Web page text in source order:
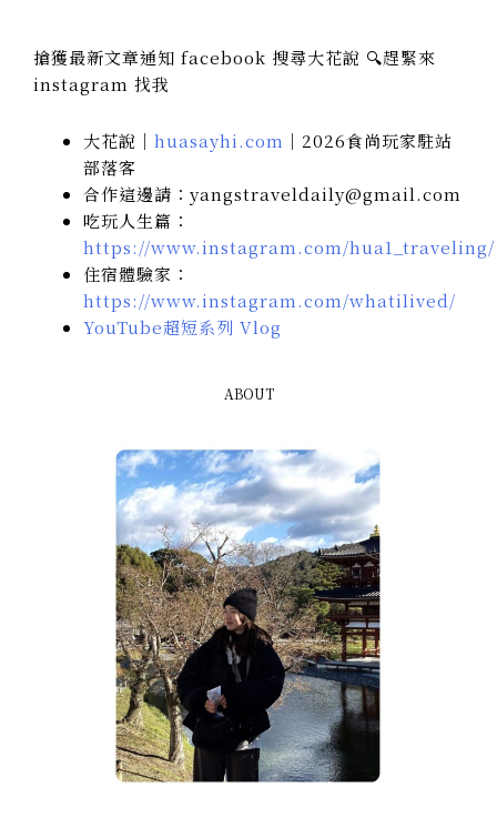
搶獲最新文章通知 facebook 搜尋大花說 🔍趕緊來
instagram 找我
大花說｜ huasayhi.com ｜2026食尚玩家駐站
部落客
合作這邊請：yangstraveldaily@gmail.com
吃玩人生篇：
https://www.instagram.com/hua1_traveling/
住宿體驗家：
https://www.instagram.com/whatilived/
YouTube超短系列 Vlog
ABOUT